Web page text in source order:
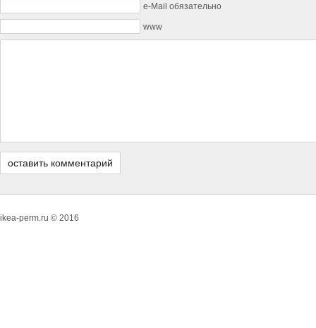
e-Mail обязательно
www
ikea-perm.ru © 2016